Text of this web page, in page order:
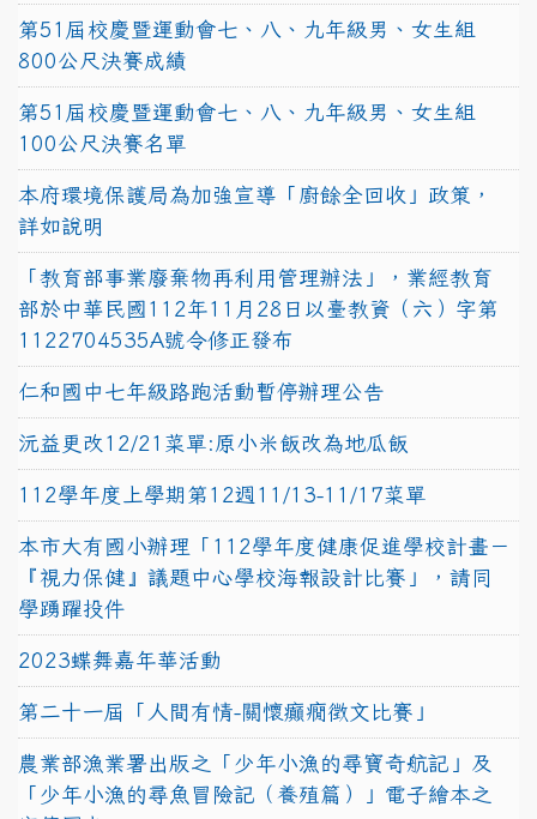
第51屆校慶暨運動會七、八、九年級男、女生組
800公尺決賽成績
第51屆校慶暨運動會七、八、九年級男、女生組
100公尺決賽名單
本府環境保護局為加強宣導「廚餘全回收」政策，
詳如說明
「教育部事業廢棄物再利用管理辦法」，業經教育
部於中華民國112年11月28日以臺教資（六）字第
1122704535A號令修正發布
仁和國中七年級路跑活動暫停辦理公告
沅益更改12/21菜單:原小米飯改為地瓜飯
112學年度上學期第12週11/13-11/17菜單
本市大有國小辦理「112學年度健康促進學校計畫－
『視力保健』議題中心學校海報設計比賽」，請同
學踴躍投件
2023蝶舞嘉年華活動
第二十一屆「人間有情-關懷癲癇徵文比賽」
農業部漁業署出版之「少年小漁的尋寶奇航記」及
「少年小漁的尋魚冒險記（養殖篇）」電子繪本之